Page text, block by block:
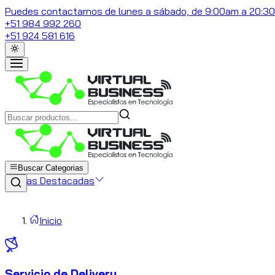
Puedes contactarnos de lunes a sábado, de 9:00am a
+51 984 992 260
+51 924 581 616
Buscar Categorias
Marcas Destacadas
Inicio